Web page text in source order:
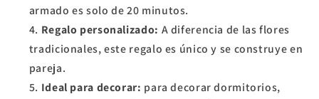
armado es solo de 20 minutos.
Regalo personalizado: A diferencia de las flores
tradicionales, este regalo es único y se construye en
pareja.
Ideal para decorar: para decorar dormitorios,